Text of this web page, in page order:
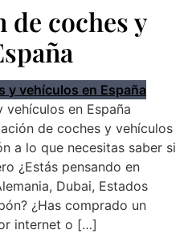
coches y
en España
de coches y vehículos
a lo que necesitas saber si
¿Estás pensando en
Dubai, Estados
¿Has comprado un
internet o […]